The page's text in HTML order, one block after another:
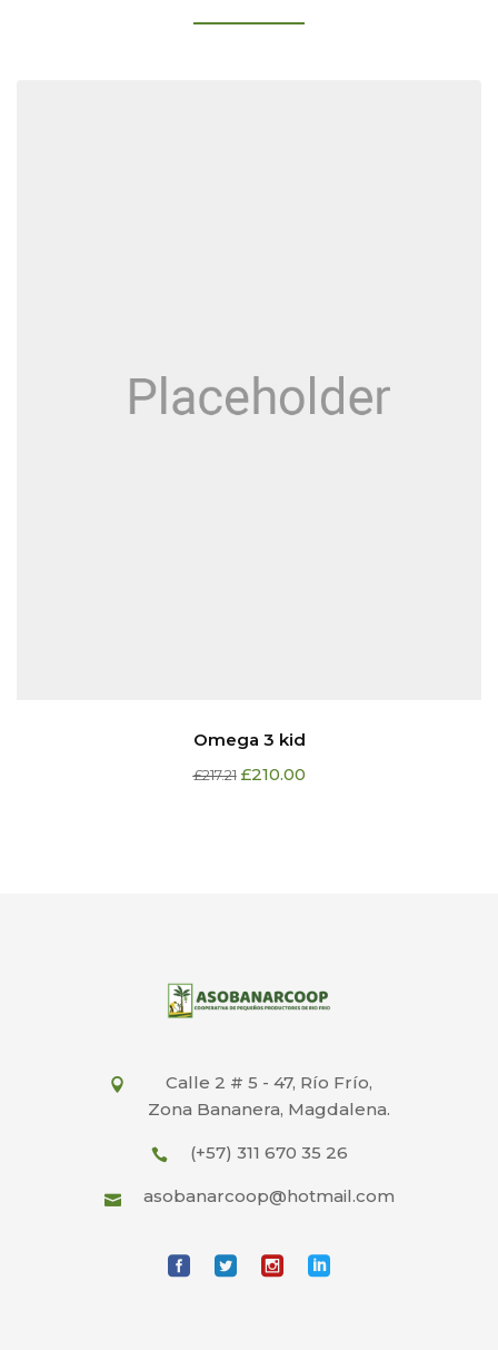
Omega 3 kid
£217.21 £210.00
Calle 2 # 5 - 47, Río Frío,
Zona Bananera, Magdalena.
(+57) 311 670 35 26
asobanarcoop@hotmail.com